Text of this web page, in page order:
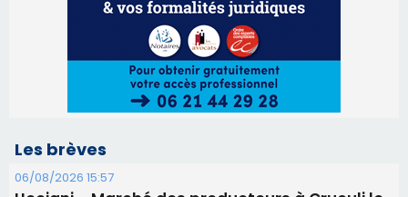
Corte – L’association A Nuciola organise une
projection sous les étoiles
Alata - Soirée Tango Argentin au stade de San
Benedetto